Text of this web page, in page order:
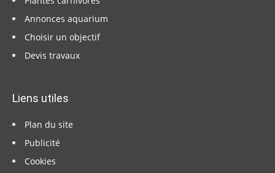
Annonces aquarium
Choisir un objectif
Devis travaux
Liens utiles
Plan du site
Publicité
Cookies